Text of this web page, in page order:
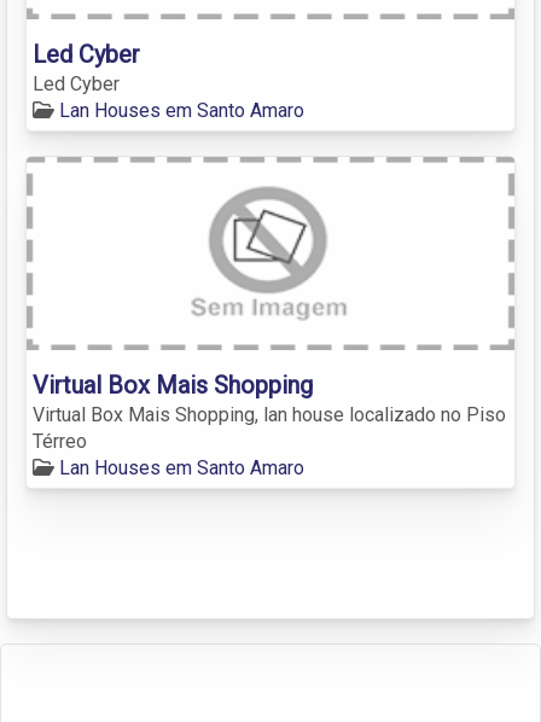
Led Cyber
Led Cyber
Lan Houses em Santo Amaro
Virtual Box Mais Shopping
Virtual Box Mais Shopping, lan house localizado no Piso
Térreo
Lan Houses em Santo Amaro